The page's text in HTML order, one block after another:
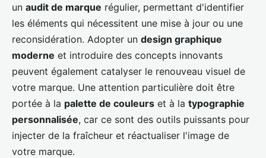
un audit de marque régulier, permettant d'identifier
les éléments qui nécessitent une mise à jour ou une
reconsidération. Adopter un design graphique
moderne et introduire des concepts innovants
peuvent également catalyser le renouveau visuel de
votre marque. Une attention particulière doit être
portée à la palette de couleurs et à la typographie
personnalisée, car ce sont des outils puissants pour
injecter de la fraîcheur et réactualiser l'image de
votre marque.